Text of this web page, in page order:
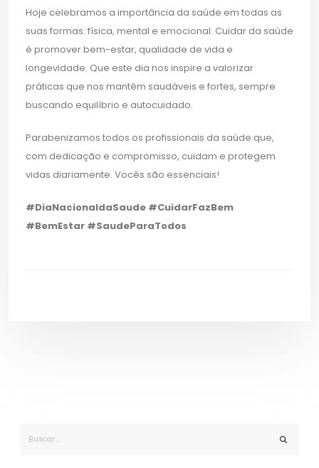
Hoje celebramos a importância da saúde em todas as
suas formas: física, mental e emocional. Cuidar da saúde
é promover bem-estar, qualidade de vida e
longevidade. Que este dia nos inspire a valorizar
práticas que nos mantêm saudáveis e fortes, sempre
buscando equilíbrio e autocuidado.
Parabenizamos todos os profissionais da saúde que,
com dedicação e compromisso, cuidam e protegem
vidas diariamente. Vocês são essenciais!
#DiaNacionaldaSaude #CuidarFazBem
#BemEstar #SaudeParaTodos